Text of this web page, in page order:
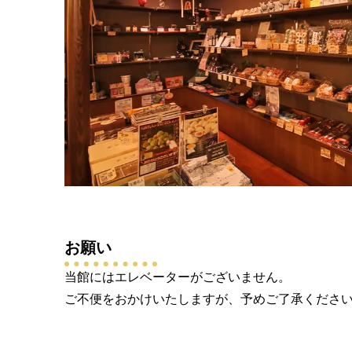
お願い
当館にはエレベーターがございません。
ご不便をおかけいたしますが、予めご了承くださ